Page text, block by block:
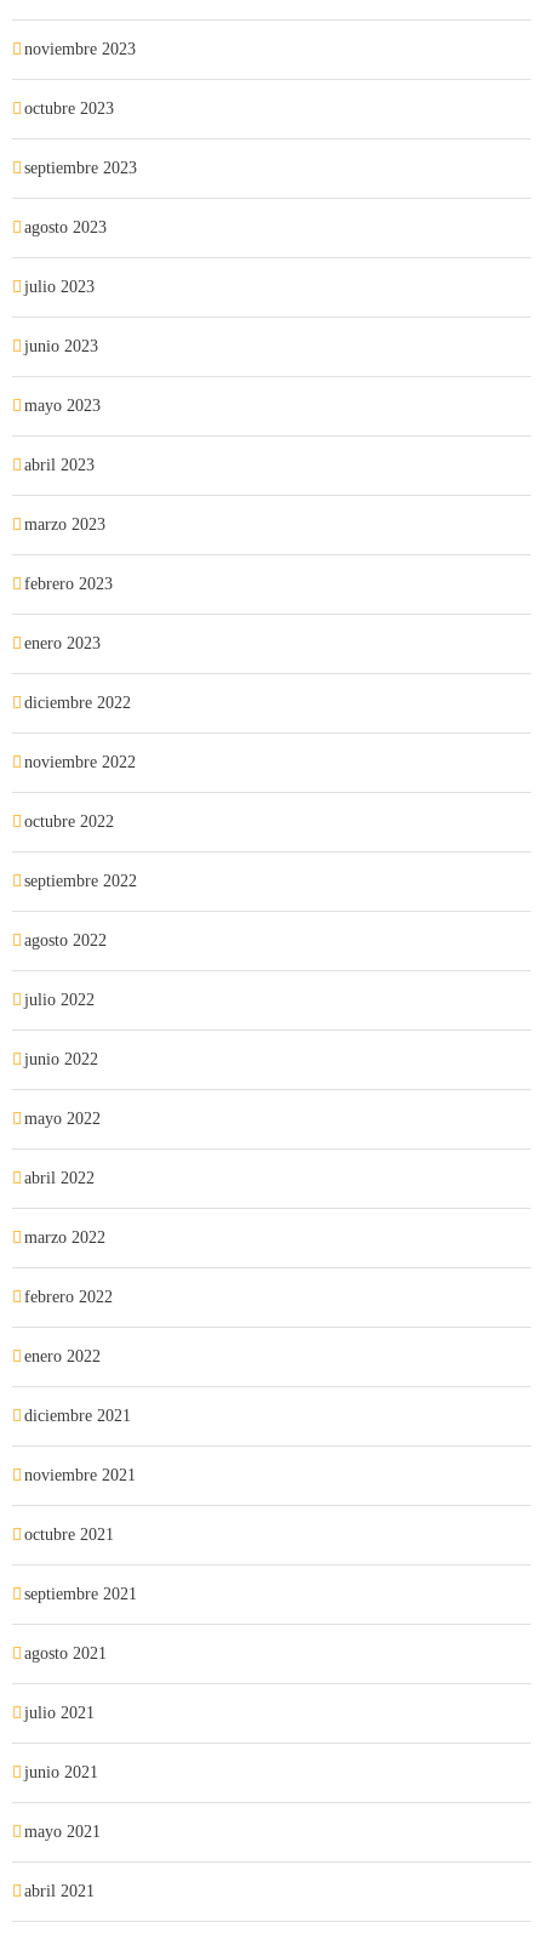
noviembre 2023
octubre 2023
septiembre 2023
agosto 2023
julio 2023
junio 2023
mayo 2023
abril 2023
marzo 2023
febrero 2023
enero 2023
diciembre 2022
noviembre 2022
octubre 2022
septiembre 2022
agosto 2022
julio 2022
junio 2022
mayo 2022
abril 2022
marzo 2022
febrero 2022
enero 2022
diciembre 2021
noviembre 2021
octubre 2021
septiembre 2021
agosto 2021
julio 2021
junio 2021
mayo 2021
abril 2021